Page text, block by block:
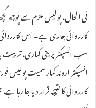
فی الحال، پولیس ملزم سے پوچھ
کارروائی جاری ہے۔ اس
سب انسپکٹر پریتی کماری،
انسپکٹر اروند کمار سمیت
کارروائی کا نتیجہ قرار دیا جا